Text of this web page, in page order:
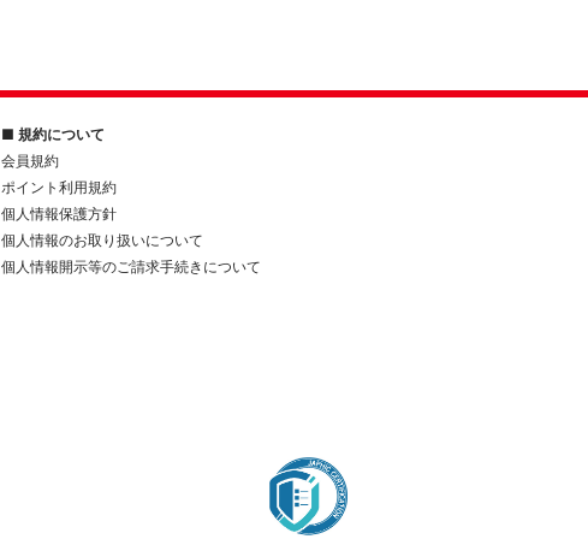
■ 規約について
会員規約
ポイント利用規約
個人情報保護方針
個人情報のお取り扱いについて
個人情報開示等のご請求手続きについて